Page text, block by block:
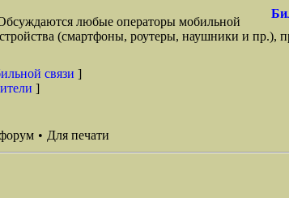
любые операторы мобильной
(смартфоны, роутеры, наушники и
связи ]
]
• Для печати